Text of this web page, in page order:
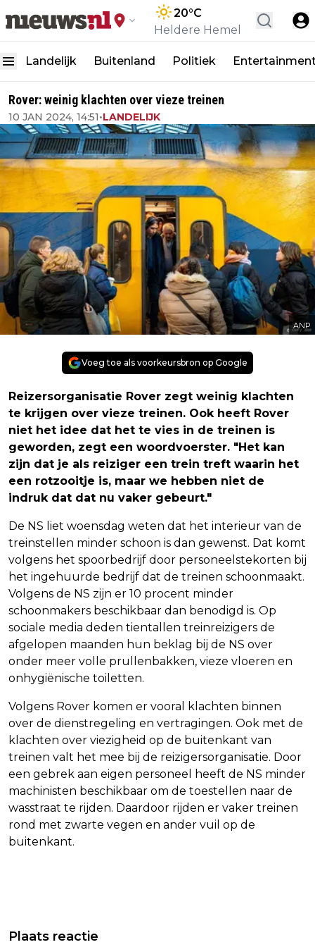
20°C
Heldere Hemel
Landelijk Buitenland Politiek
Rover: weinig klachten over vieze treinen
10 JAN 2024, 14:51•LANDELIJK
ANP
Voeg toe als voorkeursbron op Google
Reizersorganisatie Rover zegt weinig klachten
te krijgen over vieze treinen. Ook heeft Rover
niet het idee dat het te vies in de treinen is
geworden, zegt een woordvoerster. "Het kan
zijn dat je als reiziger een trein treft waarin het
een rotzooitje is, maar we hebben niet de
indruk dat dat nu vaker gebeurt."
De NS liet woensdag weten dat het interieur van de
treinstellen minder schoon is dan gewenst. Dat komt
volgens het spoorbedrijf door personeelstekorten bij
het ingehuurde bedrijf dat de treinen schoonmaakt.
Volgens de NS zijn er 10 procent minder
schoonmakers beschikbaar dan benodigd is. Op
sociale media deden tientallen treinreizigers de
afgelopen maanden hun beklag bij de NS over
onder meer volle prullenbakken, vieze vloeren en
onhygiënische toiletten.
Volgens Rover komen er vooral klachten binnen
over de dienstregeling en vertragingen. Ook met de
klachten over viezigheid op de buitenkant van
treinen valt het mee bij de reizigersorganisatie. Door
een gebrek aan eigen personeel heeft de NS minder
machinisten beschikbaar om de toestellen naar de
wasstraat te rijden. Daardoor rijden er vaker treinen
rond met zwarte vegen en ander vuil op de
buitenkant.
REISORGANISATIES WETEN NOG NIET
Plaats reactie